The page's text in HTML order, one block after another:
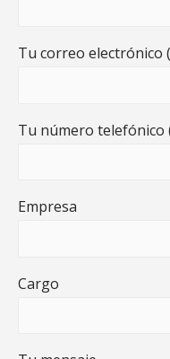
Tu correo electrónico
Tu número
Empresa
Cargo